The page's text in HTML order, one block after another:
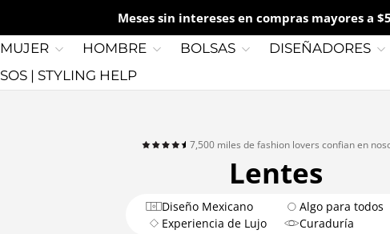
Meses sin intereses en compras mayores a
MUJER HOMBRE BOLSAS DISEÑADORES
SOS | STYLING HELP
7,500 miles de fashion lovers confian en
Lentes
Diseño Mexicano
Algo para todos
Experiencia de Lujo
Curaduría